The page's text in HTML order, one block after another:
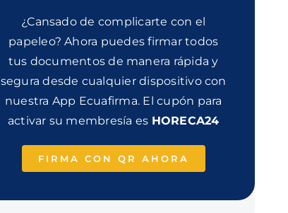
¿Cansado de complicarte con el
papeleo? Ahora puedes firmar todos
tus documentos de manera rápida y
segura desde cualquier dispositivo con
nuestra App Ecuafirma. El cupón para
activar su membresía es HORECA24
FIRMA CON QR AHORA